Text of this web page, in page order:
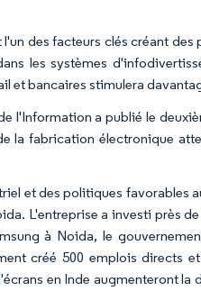
des facteurs clés créant
les systèmes
et bancaires stimulera
l'Information a publié le
fabrication électronique
et des politiques favorables
L'entreprise a investi près
à Noida, le
créé 500 emplois directs
en Inde augmenteront